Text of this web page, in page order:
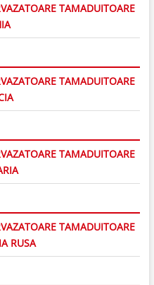
TAMADUITOARE
TAMADUITOARE
TAMADUITOARE
TAMADUITOARE
RUSA